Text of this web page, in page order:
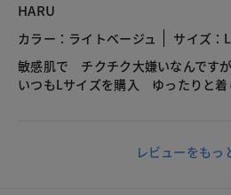
HARU
カラー：ライトベージュ
サイズ：L
敏感肌で チクチク大嫌いなんです
いつもLサイズを購入 ゆったりと着
レビューをもっ